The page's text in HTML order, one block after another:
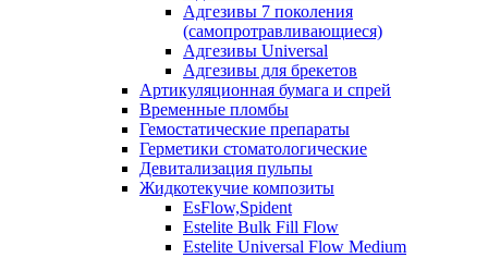
Адгезивы 7 поколения
(самопротравливающиеся)
Адгезивы Universal
Адгезивы для брекетов
Артикуляционная бумага и спрей
Временные пломбы
Гемостатические препараты
Герметики стоматологические
Девитализация пульпы
Жидкотекучие композиты
EsFlow,Spident
Estelite Bulk Fill Flow
Estelite Universal Flow Medium